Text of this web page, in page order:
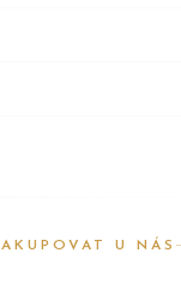
U NÁS